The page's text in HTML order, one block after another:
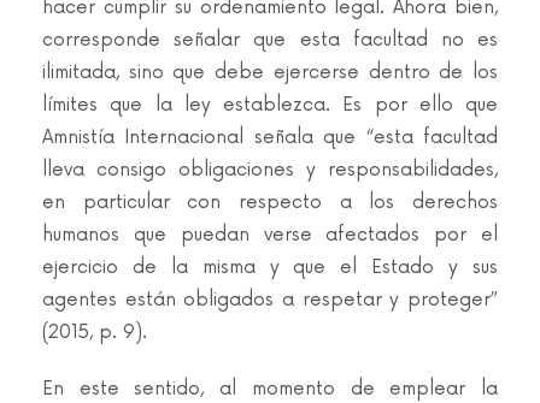
hacer cumplir su ordenamiento legal. Ahora bien,
corresponde señalar que esta facultad no es
ilimitada, sino que debe ejercerse dentro de los
límites que la ley establezca. Es por ello que
Amnistía Internacional señala que “esta facultad
lleva consigo obligaciones y responsabilidades,
en particular con respecto a los derechos
humanos que puedan verse afectados por el
ejercicio de la misma y que el Estado y sus
agentes están obligados a respetar y proteger”
(2015, p. 9).
En este sentido, al momento de emplear la